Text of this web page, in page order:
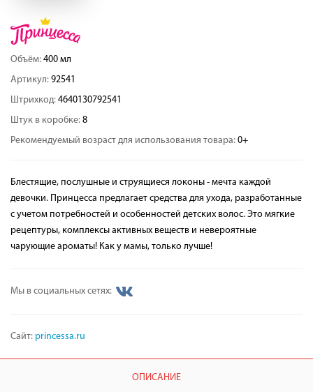
Объём: 400 мл
Артикул: 92541
Штрихкод: 4640130792541
Штук в коробке: 8
Рекомендуемый возраст для использования товара: 0+
Блестящие, послушные и струящиеся локоны - мечта каждой
девочки. Принцесса предлагает средства для ухода, разработанные
с учетом потребностей и особенностей детских волос. Это мягкие
рецептуры, комплексы активных веществ и невероятные
чарующие ароматы! Как у мамы, только лучше!
Мы в социальных сетях:
Сайт: princessa.ru
ОПИСАНИЕ